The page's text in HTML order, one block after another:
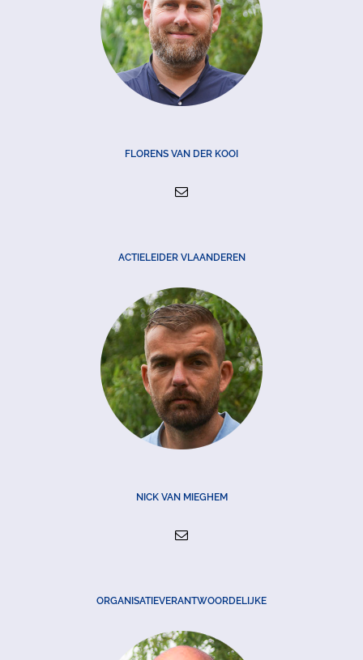
FLORENS VAN DER KOOI
ACTIELEIDER VLAANDEREN
NICK VAN MIEGHEM
ORGANISATIEVERANTWOORDELIJKE